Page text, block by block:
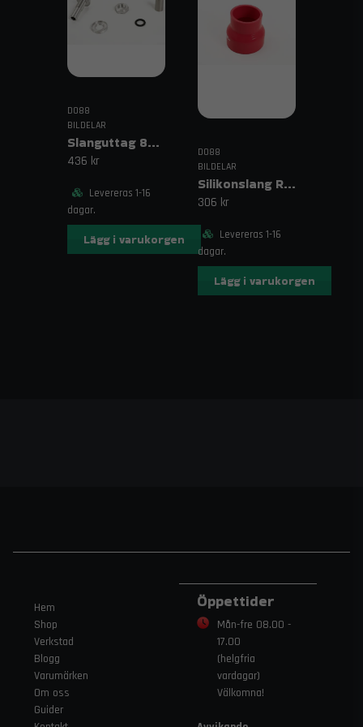
silikonslang silver, turbo uppgradering 911 Turbo
DO88
BILDELAR
Slanguttag 8mm (5/16")
436 kr
Levereras 1-16
dagar.
Lägg i varukorgen
DO88
BILDELAR
Silikonslang Röd 3–4" (76–102mm)
306 kr
Levereras 1-16
dagar.
Lägg i varukorgen
Hem
Shop
Verkstad
Blogg
Varumärken
Om oss
Guider
Öppettider
Mån-fre 08.00 -
17.00
(helgfria
vardagar)
Välkomna!